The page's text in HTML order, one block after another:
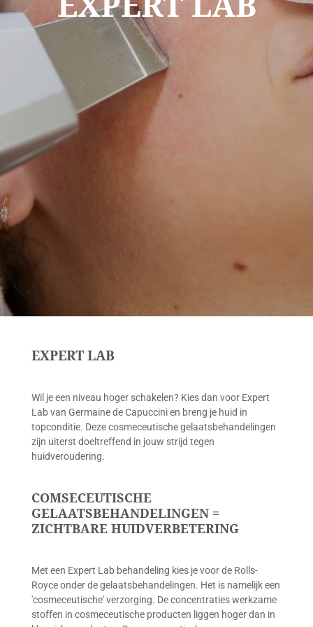
EXPERT LAB
Wil je een niveau hoger schakelen? Kies dan voor Expert
Lab van Germaine de Capuccini en breng je huid in
topconditie. Deze cosmeceutische gelaatsbehandelingen
zijn uiterst doeltreffend in jouw strijd tegen
huidveroudering.
COMSECEUTISCHE
GELAATSBEHANDELINGEN =
ZICHTBARE HUIDVERBETERING
Met een Expert Lab behandeling kies je voor de Rolls-
Royce onder de gelaatsbehandelingen. Het is namelijk een
'cosmeceutische' verzorging. De concentraties werkzame
stoffen in cosmeceutische producten liggen hoger dan in